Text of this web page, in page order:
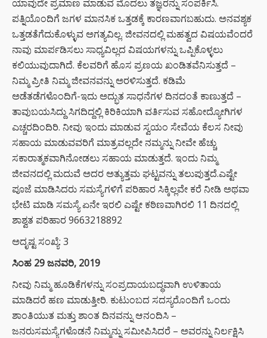
ಯಾವುದೇ ಪ್ರಮಾಣ ಮಾಡುವ ಮೊದಲು ತಜ್ಞರನ್ನು ಸಂಪರ್ಕಿಸಿ.
ಪತ್ನಿಯೊಂದಿಗೆ ಜಗಳ ಮಾನಸಿಕ ಒತ್ತಡಕ್ಕೆ ಕಾರಣವಾಗಬಹುದು. ಅನವಶ್ಯಕ
ಒತ್ತಡತೆಗೆದುಕೊಳ್ಳುವ ಅಗತ್ಯವಿಲ್ಲ. ಜೀವನದಲ್ಲಿ ಮಹತ್ವದ ವಿಷಯವೆಂದರೆ
ನಾವು ಮಾರ್ಪಡಿಸಲು ಸಾಧ್ಯವಿಲ್ಲದ ವಿಷಯಗಳನ್ನು ಒಪ್ಪಿಕೊಳ್ಳಲು
ಕಲಿಯುವುದಾಗಿದೆ. ಕೆಲವರಿಗೆ ಹೊಸ ಪ್ರಣಯ ಖಂಡಿತವೆನಿಸುತ್ತದೆ –
ನಿಮ್ಮ ಪ್ರೀತಿ ನಿಮ್ಮ ಜೀವನವನ್ನು ಅರಳಿಸುತ್ತದೆ. ಕಡಿಮೆ
ಅಡೆತಡೆಗಳೊಂದಿಗೆ-ಇದು ಅದ್ಭುತ ಸಾಧನೆಗಳ ದಿನದಂತೆ ಕಾಣುತ್ತದೆ –
ತಾವುಬಯಸಿದ್ದು ಸಿಗದಿದ್ದಲ್ಲಿ ಕಿರಿಕಿಯಾಗಿ ವರ್ತಿಸುವ ಸಹೋದ್ಯೋಗಿಗಳ
ಎಚ್ಚರದಿಂದಿರಿ. ನೀವು ಇಂದು ಮಾಡುವ ಸ್ವಯಂ ಸೇವೆಯ ಕೆಲಸ ನೀವು
ಸಹಾಯ ಮಾಡುವವರಿಗೆ ಮಾತ್ರವಲ್ಲದೇ ನಮ್ಮನ್ನು ನೀವೇ ಹೆಚ್ಚು
ಸಕಾರಾತ್ಮಕವಾಗಿನೋಡಲು ಸಹಾಯ ಮಾಡುತ್ತದೆ. ಇಂದು ನಿಮ್ಮ
ಜೀವನದಲ್ಲಿ ಮದುವೆ ಅದರ ಅತ್ಯುತ್ತಮ ಘಟ್ಟವನ್ನು ತಲುಪುತ್ತದೆ.ಎಷ್ಟೇ
ಪೂಜೆ ಮಾಡಿಸಿದರು ಸಮಸ್ಯೆಗಳಿಗೆ ಪರಿಹಾರ ಸಿಕ್ಕಿಲ್ಲವೇ ಕರೆ ನೀಡಿ ಅಥವಾ
ಭೇಟಿ ಮಾಡಿ ಸಮಸ್ಯೆ ಏನೇ ಇರಲಿ ಎಷ್ಟೇ ಕಠಿಣವಾಗಿರಲಿ 11 ದಿನದಲ್ಲಿ
ಶಾಶ್ವತ ಪರಿಹಾರ 9663218892
ಅದೃಷ್ಟ ಸಂಖ್ಯೆ: 3
ಸಿಂಹ 29 ಜನವರಿ, 2019
ನೀವು ನಿಮ್ಮ ಹೂಡಿಕೆಗಳನ್ನು ಸಂಪ್ರದಾಯಬದ್ಧವಾಗಿ ಉಳಿತಾಯ
ಮಾಡಿದರೆ ಹಣ ಮಾಡುತ್ತೀರಿ. ಕುಟುಂಬದ ಸದಸ್ಯರೊಂದಿಗೆ ಒಂದು
ಶಾಂತಿಯುತ ಮತ್ತು ಶಾಂತ ದಿನವನ್ನು ಆನಂದಿಸಿ –
ಜನರುಸಮಸ್ಯೆಗಳೊಡನೆ ನಿಮ್ಮನ್ನು ಸಮೀಪಿಸಿದರೆ – ಅವರನ್ನು ನಿರ್ಲಕ್ಷಿಸಿ